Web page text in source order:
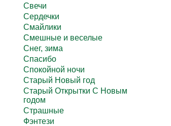
Свечи
Сердечки
Смайлики
Смешные и веселые
Снег, зима
Спасибо
Спокойной ночи
Старый Новый год
Старый Открытки С Новым
годом
Страшные
Фэнтези